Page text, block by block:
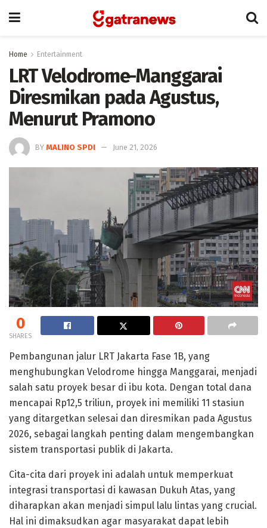
Home Entertainment
LRT Velodrome-Manggarai
Diresmikan pada Agustus,
Menurut Pramono
BY MALINO SPDI June 21, 2026
0
SHARES
Pembangunan jalur LRT Jakarta Fase 1B, yang
menghubungkan Velodrome hingga Manggarai, menjadi
salah satu proyek besar di ibu kota. Dengan total dana
mencapai Rp12,5 triliun, proyek ini memiliki 11 stasiun
yang ditargetkan selesai dan diresmikan pada Agustus
2026, sebagai langkah penting dalam mengembangkan
sistem transportasi publik di Jakarta.
Cita-cita dari proyek ini adalah untuk memperkuat
integrasi transportasi di kawasan Dukuh Atas, yang
diharapkan akan menjadi simpul lalu lintas yang crucial.
Hal ini dimaksudkan agar masyarakat dapat lebih